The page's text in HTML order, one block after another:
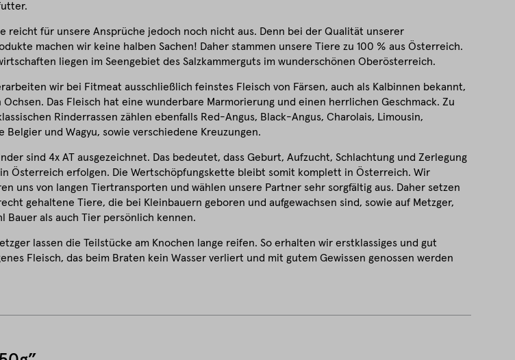
reicht für unsere Ansprüche jedoch noch nicht aus. Denn bei der Qualität unserer
machen wir keine halben Sachen! Daher stammen unsere Tiere zu 100 % aus Österreich.
liegen im Seengebiet des Salzkammerguts im wunderschönen Oberösterreich.
wir bei Fitmeat ausschließlich feinstes Fleisch von Färsen, auch als Kalbinnen bekannt,
Ochsen. Das Fleisch hat eine wunderbare Marmorierung und einen herrlichen Geschmack. Zu
Rinderrassen zählen ebenfalls Red-Angus, Black-Angus, Charolais, Limousin,
Belgier und Wagyu, sowie verschiedene Kreuzungen.
sind 4x AT ausgezeichnet. Das bedeutet, dass Geburt, Aufzucht, Schlachtung und Zerlegung
in Österreich erfolgen. Die Wertschöpfungskette bleibt somit komplett in Österreich. Wir
uns von langen Tiertransporten und wählen unsere Partner sehr sorgfältig aus. Daher setzen
gehaltene Tiere, die bei Kleinbauern geboren und aufgewachsen sind, sowie auf Metzger,
Bauer als auch Tier persönlich kennen.
lassen die Teilstücke am Knochen lange reifen. So erhalten wir erstklassiges und gut
Fleisch, das beim Braten kein Wasser verliert und mit gutem Gewissen genossen werden